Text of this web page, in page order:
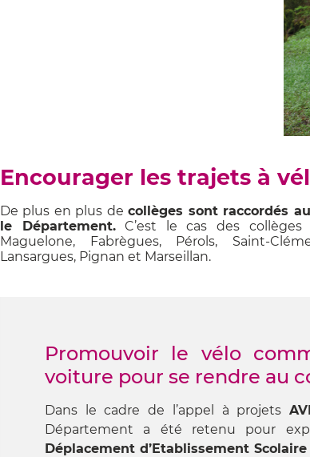
Encourager les trajets à
De plus en plus decollèges sont raccordés
le Département.C’est le cas des collèges
Maguelone, Fabrègues, Pérols, Saint-
Lansargues, Pignan et Marseillan.
Promouvoir le vélo
voiture pour se rendre au
Dans le cadre de l’appel à projets
Département a été retenu pour
Déplacement d’Etablissement Scolaire